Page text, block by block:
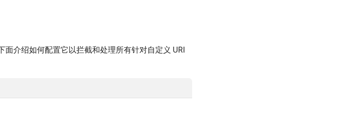
面介绍如何配置它以拦截和处理所有针对自定义 URI